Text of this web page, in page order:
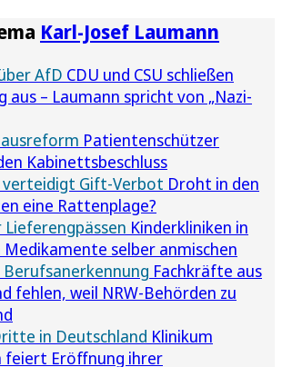
Karl-Josef Laumann
AfD CDU und CSU schließen
aus – Laumann spricht von „Nazi-
Patientenschützer
Kabinettsbeschluss
verteidigt Gift-Verbot Droht in den
eine Rattenplage?
Kinderkliniken in
Medikamente selber anmischen
Fachkräfte aus
fehlen, weil NRW-Behörden zu
in Deutschland Klinikum
feiert Eröffnung ihrer